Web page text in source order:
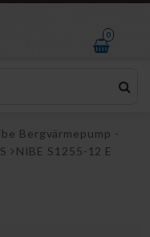
0
Bergvärmepump -
NIBE S1255-12 E